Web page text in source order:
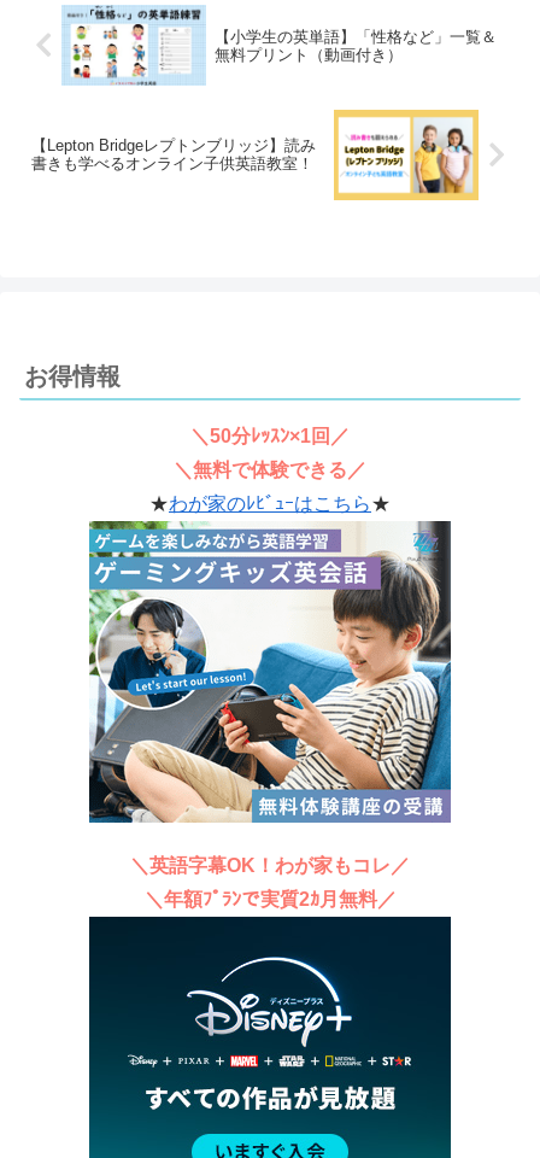
【小学生の英単語】「性格など」一覧＆
無料プリント（動画付き）
【Lepton Bridgeレプトンブリッジ】読み
書きも学べるオンライン子供英語教室！
お得情報
＼50分ﾚｯｽﾝ×1回／
＼無料で体験できる／
★わが家のﾚﾋﾞｭｰはこちら★
＼英語字幕OK！わが家もコレ／
＼年額ﾌﾟﾗﾝで実質2ｶ月無料／